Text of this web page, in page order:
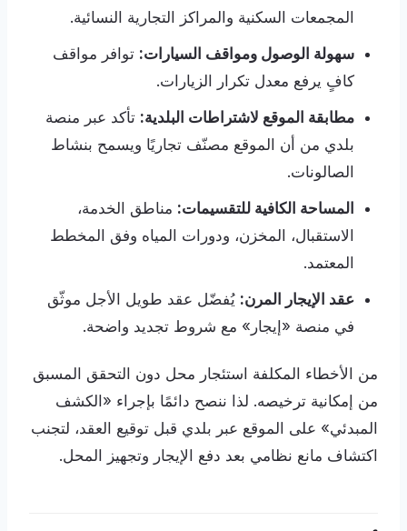
المجمعات السكنية والمراكز التجارية النسائية.
سهولة الوصول ومواقف السيارات: توافر مواقف
كافٍ يرفع معدل تكرار الزيارات.
مطابقة الموقع لاشتراطات البلدية: تأكد عبر منصة
بلدي من أن الموقع مصنّف تجاريًا ويسمح بنشاط
الصالونات.
المساحة الكافية للتقسيمات: مناطق الخدمة،
الاستقبال، المخزن، ودورات المياه وفق المخطط
المعتمد.
عقد الإيجار المرن: يُفضّل عقد طويل الأجل موثّق
في منصة «إيجار» مع شروط تجديد واضحة.
من الأخطاء المكلفة استئجار محل دون التحقق المسبق
من إمكانية ترخيصه. لذا ننصح دائمًا بإجراء «الكشف
المبدئي» على الموقع عبر بلدي قبل توقيع العقد، لتجنب
اكتشاف مانع نظامي بعد دفع الإيجار وتجهيز المحل.